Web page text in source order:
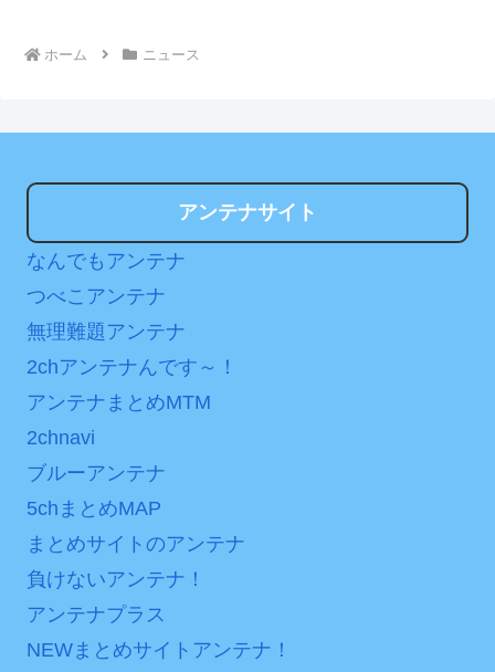
ホーム ニュース
アンテナサイト
なんでもアンテナ
つべこアンテナ
無理難題アンテナ
2chアンテナんです～！
アンテナまとめMTM
2chnavi
ブルーアンテナ
5chまとめMAP
まとめサイトのアンテナ
負けないアンテナ！
アンテナプラス
NEWまとめサイトアンテナ！